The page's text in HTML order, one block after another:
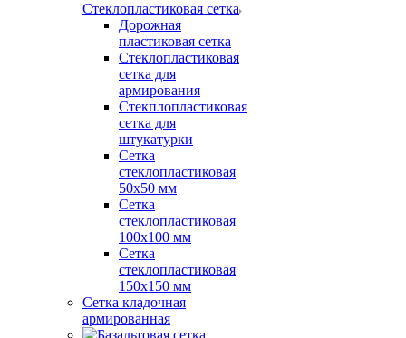
Стеклопластиковая сетка
Дорожная
пластиковая сетка
Стеклопластиковая
сетка для
армирования
Стекплопластиковая
сетка для
штукатурки
Сетка
стеклопластиковая
50x50 мм
Сетка
стеклопластиковая
100x100 мм
Сетка
стеклопластиковая
150x150 мм
Сетка кладочная
армированная